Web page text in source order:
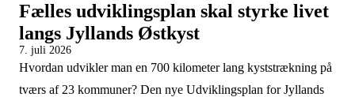
Fælles udviklingsplan skal styrke livet
langs Jyllands Østkyst
7. juli 2026
Hvordan udvikler man en 700 kilometer lang kyststrækning på
tværs af 23 kommuner? Den nye Udviklingsplan for Jyllands